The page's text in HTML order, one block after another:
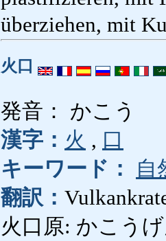
überziehen, mit
火口
発音： かこう
漢字： 火 , 口
キーワード：
自
翻訳：
火口原: かこう